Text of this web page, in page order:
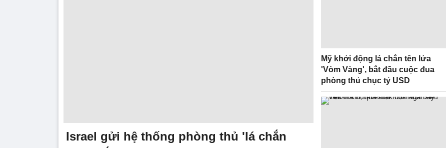
Israel gửi hệ thống phòng thủ 'lá chắn
Mỹ khởi động lá chắn tên lửa
'Vòm Vàng', bắt đầu cuộc đua
phòng thủ chục tỷ USD